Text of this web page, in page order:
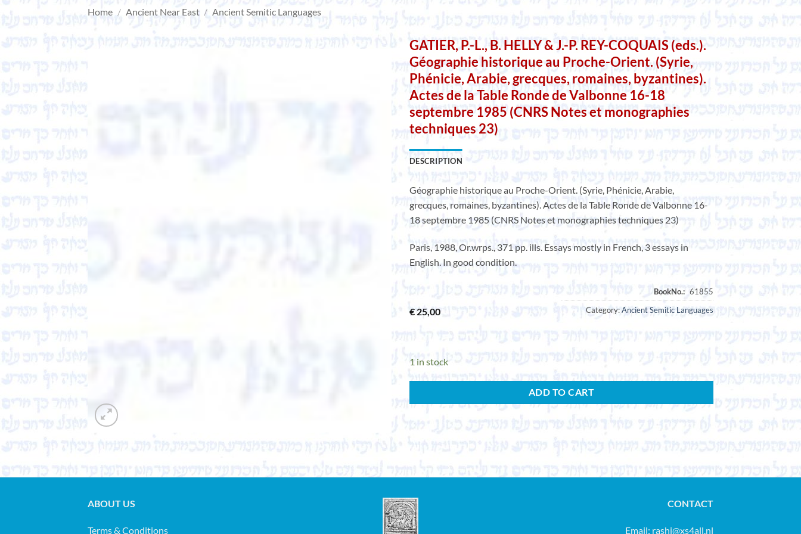
Home / Ancient Near East / Ancient Semitic Languages
GATIER, P.-L., B. HELLY & J.-P. REY-COQUAIS (eds.).
Géographie historique au Proche-Orient. (Syrie,
Phénicie, Arabie, grecques, romaines, byzantines).
Actes de la Table Ronde de Valbonne 16-18
septembre 1985 (CNRS Notes et monographies
techniques 23)
DESCRIPTION
Géographie historique au Proche-Orient. (Syrie, Phénicie, Arabie,
grecques, romaines, byzantines). Actes de la Table Ronde de Valbonne 16-
18 septembre 1985 (CNRS Notes et monographies techniques 23)
Paris, 1988, Or.wrps., 371 pp. ills. Essays mostly in French, 3 essays in
English. In good condition.
€25,00 Category:Ancient Semitic Languages
1 in stock
ADD TO CART
ABOUT US
Terms & Conditions
CONTACT
Email: rashi@xs4all.nl